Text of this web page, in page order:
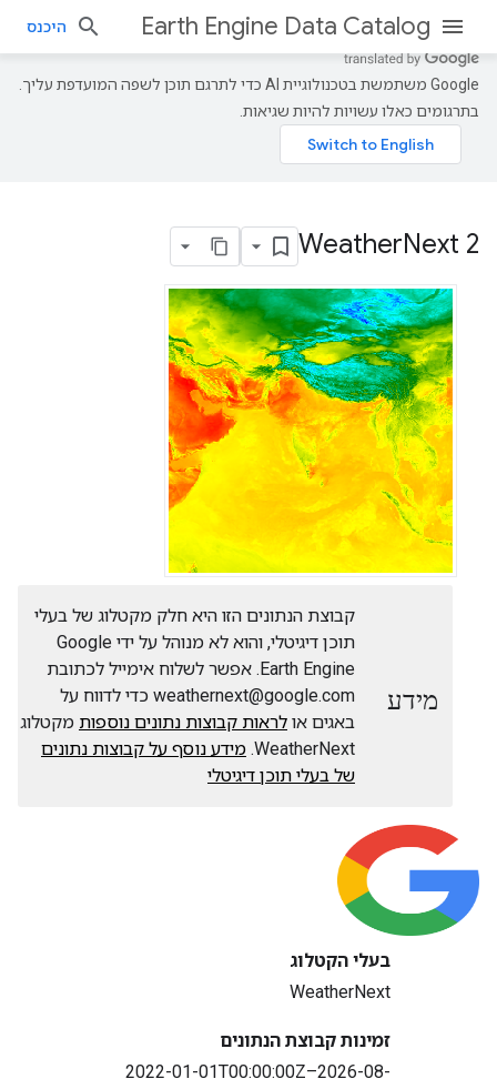
Earth Engine Data Catalog היכנס
‫Google משתמשת בטכנולוגיית AI כדי לתרגם תוכן לשפה המועדפת עליך.
בתרגומים כאלו עשויות להיות שגיאות.
WeatherNext 2
מידע
קבוצת הנתונים הזו היא חלק מקטלוג של בעלי
תוכן דיגיטלי, והוא לא מנוהל על ידי Google
Earth Engine. אפשר לשלוח אימייל לכתובת
weathernext@google.com כדי לדווח על
באגים או לראות קבוצות נתונים נוספות מקטלוג
WeatherNext. מידע נוסף על קבוצות נתונים
של בעלי תוכן דיגיטלי
בעלי הקטלוג
WeatherNext
זמינות קבוצת הנתונים
2022-01-01T00:00:00Z–2026-08-